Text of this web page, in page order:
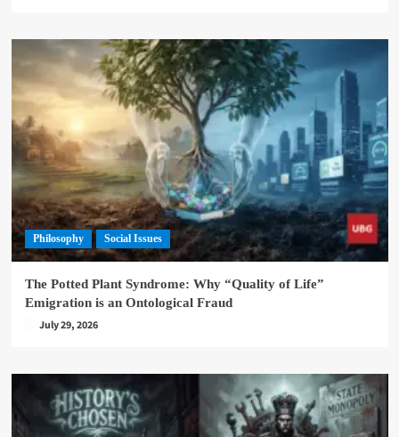
Philosophy Social Issues
The Potted Plant Syndrome: Why “Quality of Life”
Emigration is an Ontological Fraud
July 29, 2026